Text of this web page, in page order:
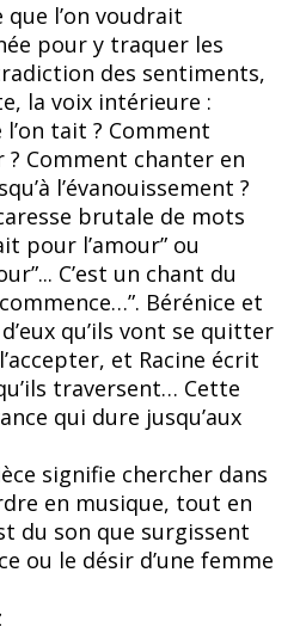
l’on voudrait
pour y traquer les
des sentiments,
la voix intérieure :
tait ? Comment
Comment chanter en
l’évanouissement ?
brutale de mots
pour l’amour” ou
C’est un chant du
Bérénice et
qu’ils vont se quitter
et Racine écrit
traversent… Cette
qui dure jusqu’aux
signifie chercher dans
en musique, tout en
du son que surgissent
ou le désir d’une femme